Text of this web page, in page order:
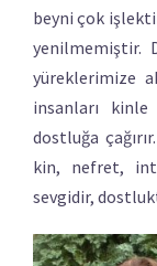
beyni çok
yenilmemiştir.
yüreklerimize
insanları
dostluğa
kin, nefret,
sevgidir,